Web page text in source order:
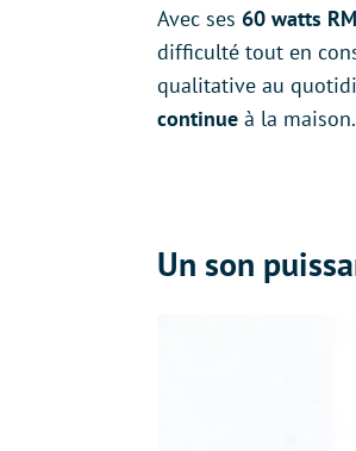
Avec ses 60 watts
difficulté tout en
qualitative au
continue à la maison.
Un son